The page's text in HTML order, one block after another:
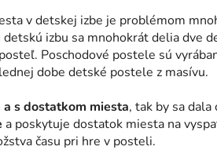
v detskej izbe je problémom
detskú izbu sa mnohokrát delia dve
Poschodové postele sú
dobe detské postele z masívu.
s dostatkom miesta, tak by sa
a poskytuje dostatok miesta na
času pri hre v posteli.